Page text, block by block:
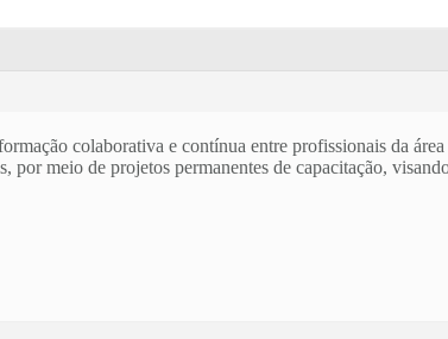
colaborativa e contínua entre profissionais da
por meio de projetos permanentes de capacitação,